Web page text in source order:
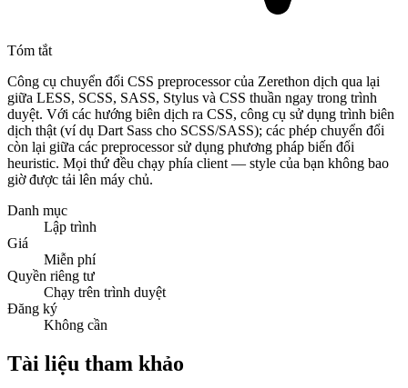
Tóm tắt
Công cụ chuyển đổi CSS preprocessor của Zerethon dịch qua lại
giữa LESS, SCSS, SASS, Stylus và CSS thuần ngay trong trình
duyệt. Với các hướng biên dịch ra CSS, công cụ sử dụng trình biên
dịch thật (ví dụ Dart Sass cho SCSS/SASS); các phép chuyển đổi
còn lại giữa các preprocessor sử dụng phương pháp biến đổi
heuristic. Mọi thứ đều chạy phía client — style của bạn không bao
giờ được tải lên máy chủ.
Danh mục
Lập trình
Giá
Miễn phí
Quyền riêng tư
Chạy trên trình duyệt
Đăng ký
Không cần
Tài liệu tham khảo